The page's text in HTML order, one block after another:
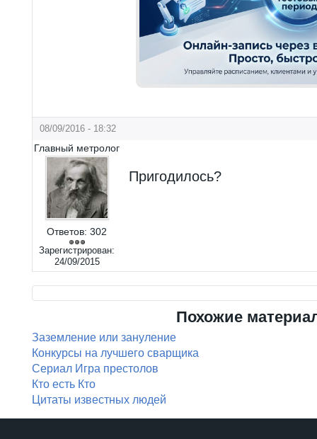
08/09/2016 - 18:32
Главный метролог
Ответов: 302
Зарегистрирован:
24/09/2015
Пригодилось?
Похожие
Заземление или зануление
Конкурсы на лучшего сварщика
Сериал Игра престолов
Кто есть Кто
Цитаты известных людей